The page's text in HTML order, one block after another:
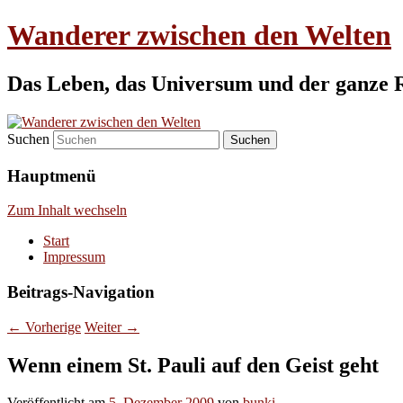
Wanderer zwischen den Welten
Das Leben, das Universum und der ganze
Suchen
Hauptmenü
Zum Inhalt wechseln
Start
Impressum
Beitrags-Navigation
← Vorherige Weiter →
Wenn einem St. Pauli auf den Geist geht